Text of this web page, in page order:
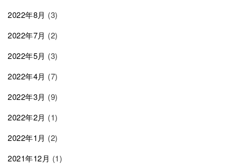
2022年8月 (3)
2022年7月 (2)
2022年5月 (3)
2022年4月 (7)
2022年3月 (9)
2022年2月 (1)
2022年1月 (2)
2021年12月 (1)